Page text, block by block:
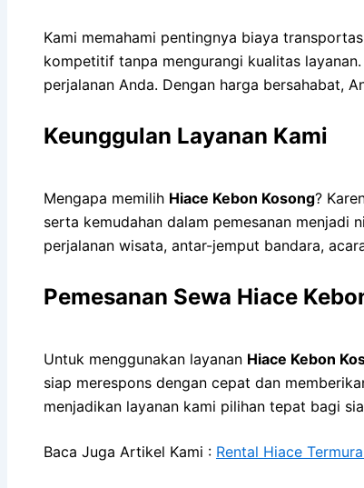
Kami memahami pentingnya biaya
kompetitif tanpa mengurangi kualitas
perjalanan Anda. Dengan harga bersahabat,
Keunggulan Layanan Kami
Mengapa memilih Hiace Kebon Kosong?
serta kemudahan dalam pemesanan menjadi
perjalanan wisata, antar-jemput bandara,
Pemesanan Sewa Hiace
Untuk menggunakan layanan Hiace Kebon
siap merespons dengan cepat dan
menjadikan layanan kami pilihan tepat bagi
Baca Juga Artikel Kami : Rental Hiace